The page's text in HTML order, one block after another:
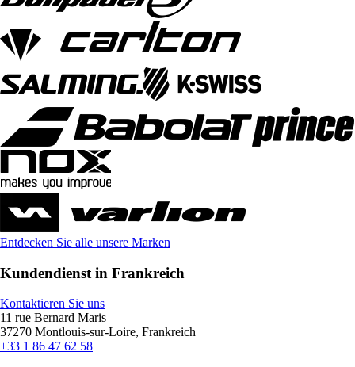
Entdecken Sie alle unsere Marken
Kundendienst in Frankreich
Kontaktieren Sie uns
11 rue Bernard Maris
37270 Montlouis-sur-Loire, Frankreich
+33 1 86 47 62 58